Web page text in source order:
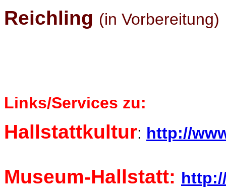
Reichling (in Vorbereitung)
Links/Services zu:
Hallstattkultur: http://
Museum-Hallstatt: